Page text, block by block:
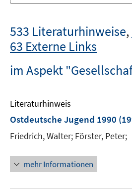
533 Literaturhinweise,
63 Externe Links
im Aspekt
Literaturhinweis
Ostdeutsche Jugend 1990
Friedrich, Walter; Förster, Peter;
mehr Informationen